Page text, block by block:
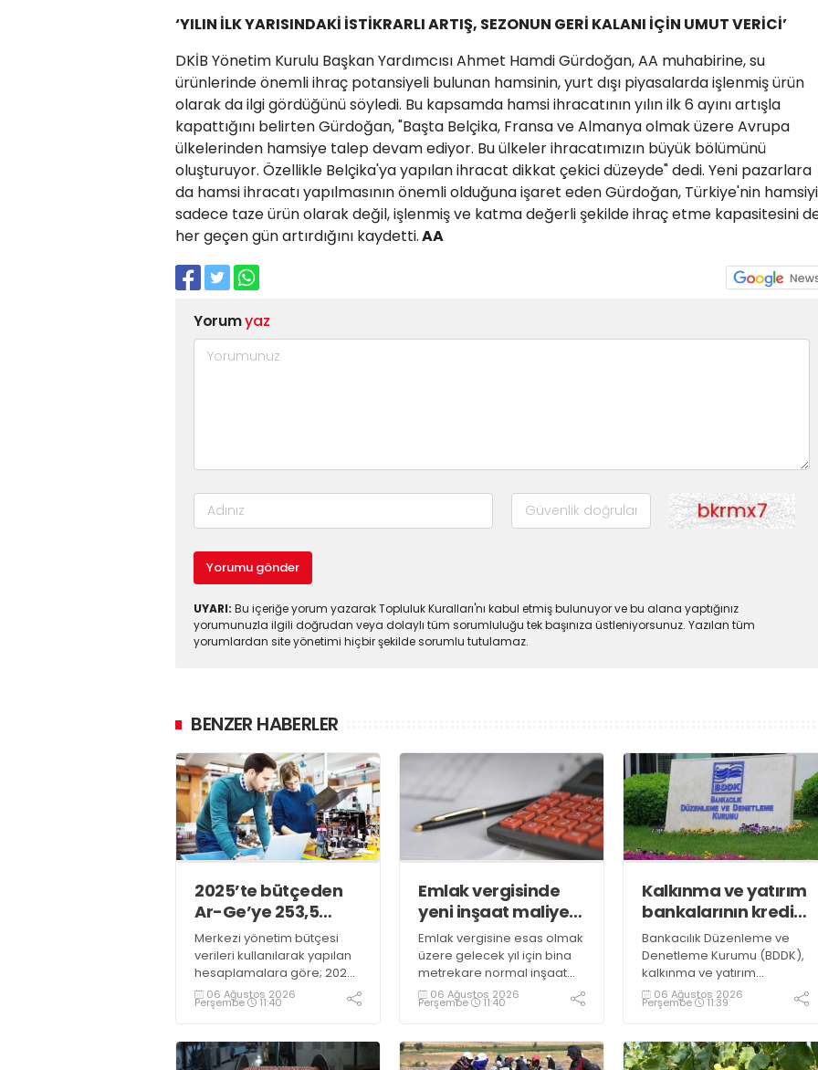
‘YILIN İLK YARISINDAKİ İSTİKRARLI ARTIŞ, SEZONUN GERİ KALANI İÇİN UMUT VERİCİ’
DKİB Yönetim Kurulu Başkan Yardımcısı Ahmet Hamdi Gürdoğan, AA muhabirine, su
ürünlerinde önemli ihraç potansiyeli bulunan hamsinin, yurt dışı piyasalarda işlenmiş ürün
olarak da ilgi gördüğünü söyledi. Bu kapsamda hamsi ihracatının yılın ilk 6 ayını artışla
kapattığını belirten Gürdoğan, "Başta Belçika, Fransa ve Almanya olmak üzere Avrupa
ülkelerinden hamsiye talep devam ediyor. Bu ülkeler ihracatımızın büyük bölümünü
oluşturuyor. Özellikle Belçika'ya yapılan ihracat dikkat çekici düzeyde" dedi. Yeni pazarlara
da hamsi ihracatı yapılmasının önemli olduğuna işaret eden Gürdoğan, Türkiye'nin hamsiyi
sadece taze ürün olarak değil, işlenmiş ve katma değerli şekilde ihraç etme kapasitesini
her geçen gün artırdığını kaydetti.AA
Yorumyaz
Yorumu gönder
UYARI: Bu içeriğe yorum yazarak Topluluk Kuralları'nı kabul etmiş bulunuyor ve bu alana yaptığınız
yorumunuzla ilgili doğrudan veya dolaylı tüm sorumluluğu tek başınıza üstleniyorsunuz. Yazılan tüm
yorumlardan site yönetimi hiçbir şekilde sorumlu tutulamaz.
BENZER HABERLER
2025’te bütçeden
Ar-Ge’ye 253,5
milyar lira harcandı
Merkezi yönetim bütçesi
verileri kullanılarak yapılan
hesaplamalara göre; 2025
yılında Ar-Ge faaliyetleri için
gerçekleştirilen harcama
oldu. Ar-Ge harcamalarının
merkezi yönetim bütçesi
06 Ağustos 2026
Perşembe 11:40
Emlak vergisinde
yeni inşaat maliyet
bedelleri belirlendi
Emlak vergisine esas olmak
üzere gelecek yıl için bina
metrekare normal inşaat
maliyet bedelleri,
meskenler açısından 604,1
arasında değişecek
06 Ağustos 2026
Perşembe 11:40
Kalkınma ve yatırım
bankalarının kredi
sınırlarında
değişiklik
Bankacılık Düzenleme ve
Denetleme Kurumu (BDDK),
kalkınma ve yatırım
bankalarının kredi sınırlarına
ilişkin düzenleme yaptı
06 Ağustos 2026
Perşembe 11:39